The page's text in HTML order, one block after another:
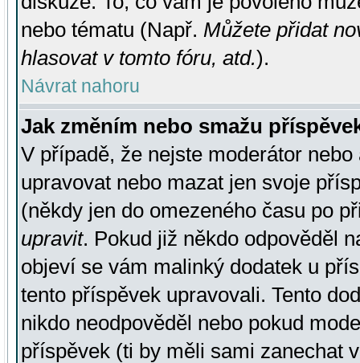
nebo tématu (Např. Můžete přidat
hlasovat v tomto fóru, atd.).
Návrat nahoru
Jak změním nebo smažu
V případě, že nejste moderátor
upravovat nebo mazat jen svoje
(někdy jen do omezeného času po
upravit. Pokud již někdo odpověděl
objeví se vám malinký dodatek u
tento příspěvek upravovali. Tento
nikdo neodpověděl nebo pokud
příspěvek (ti by měli sami zanechat